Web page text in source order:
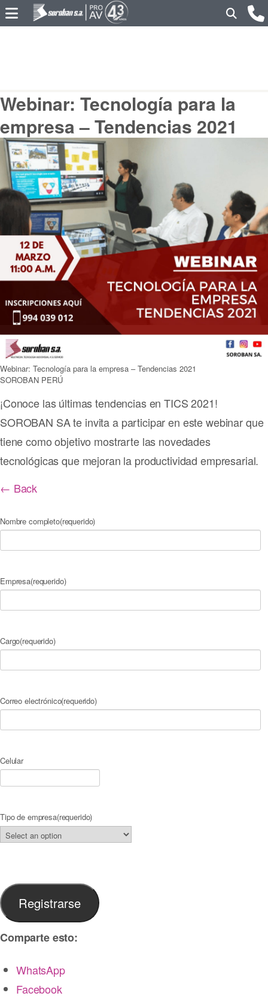
Webinar: Tecnología para la
empresa – Tendencias 2021
Webinar: Tecnología para la empresa – Tendencias 2021
SOROBAN PERÚ
¡Conoce las últimas tendencias en TICS 2021!
SOROBAN SA te invita a participar en este webinar que
tiene como objetivo mostrarte las novedades
tecnológicas que mejoran la productividad empresarial.
← Back
Nombre completo(requerido)
Empresa(requerido)
Cargo(requerido)
Correo electrónico(requerido)
Celular
Tipo de empresa(requerido)
Registrarse
Comparte esto:
WhatsApp
Facebook